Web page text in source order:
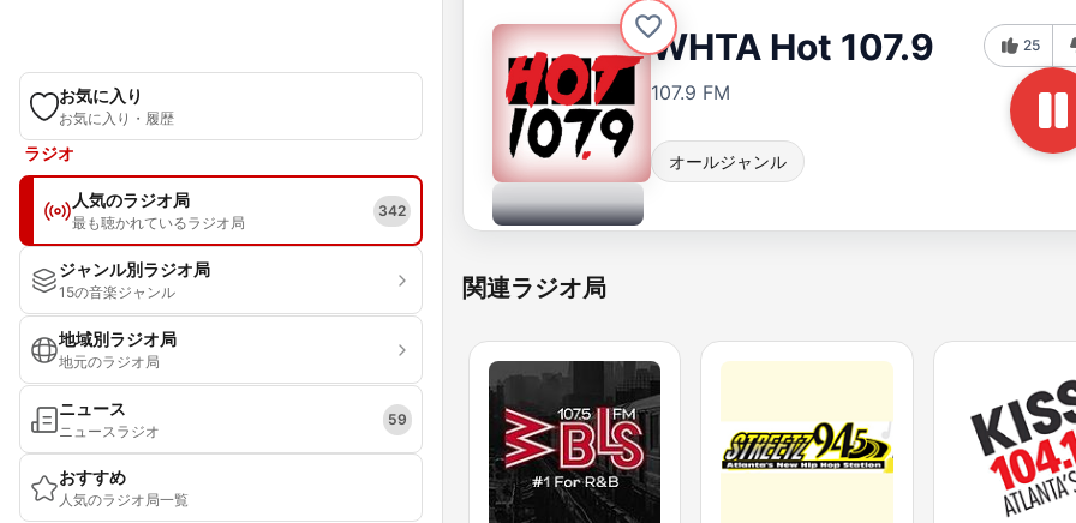
お気に入り
お気に入り・履歴
ラジオ
人気のラジオ局
最も聴かれているラジオ局
342
ジャンル別ラジオ局
15の音楽ジャンル
地域別ラジオ局
地元のラジオ局
ニュース
ニュースラジオ
59
おすすめ
人気のラジオ局一覧
WHTA Hot 107.9
107.9 FM
オールジャンル
25
関連ラジオ局